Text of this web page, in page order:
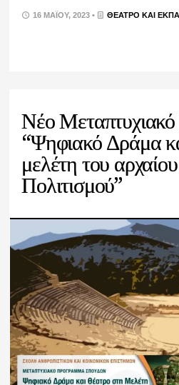
16 ΜΑΪ́ΟΥ, 2023 • ΘΈΑΤΡΟ ΚΑΙ
Νέο
“Ψηφιακό Δράμα
μελέτη του
Πολιτισμού”